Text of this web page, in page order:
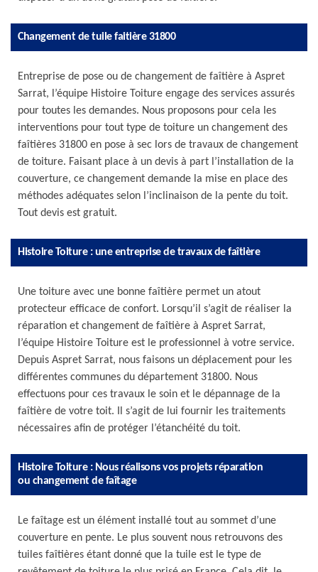
Changement de tuile faitière 31800
Entreprise de pose ou de changement de faîtière à Aspret
Sarrat, l’équipe Histoire Toiture engage des services assurés
pour toutes les demandes. Nous proposons pour cela les
interventions pour tout type de toiture un changement des
faîtières 31800 en pose à sec lors de travaux de changement
de toiture. Faisant place à un devis à part l’installation de la
couverture, ce changement demande la mise en place des
méthodes adéquates selon l’inclinaison de la pente du toit.
Tout devis est gratuit.
Histoire Toiture : une entreprise de travaux de faîtière
Une toiture avec une bonne faîtière permet un atout
protecteur efficace de confort. Lorsqu’il s’agit de réaliser la
réparation et changement de faîtière à Aspret Sarrat,
l’équipe Histoire Toiture est le professionnel à votre service.
Depuis Aspret Sarrat, nous faisons un déplacement pour les
différentes communes du département 31800. Nous
effectuons pour ces travaux le soin et le dépannage de la
faîtière de votre toit. Il s’agit de lui fournir les traitements
nécessaires afin de protéger l’étanchéité du toit.
Histoire Toiture : Nous réalisons vos projets réparation
ou changement de faîtage
Le faîtage est un élément installé tout au sommet d’une
couverture en pente. Le plus souvent nous retrouvons des
tuiles faîtières étant donné que la tuile est le type de